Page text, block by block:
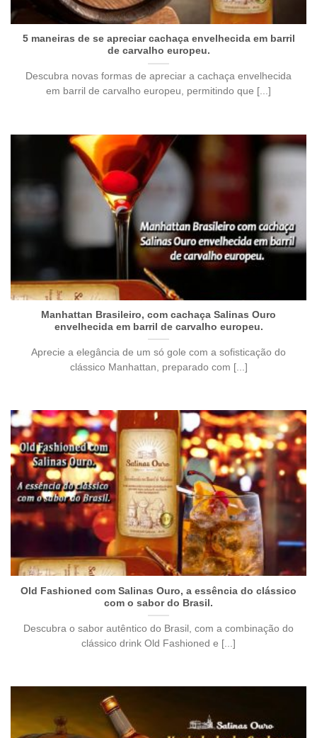
5 maneiras de se apreciar cachaça envelhecida em barril
de carvalho europeu.
Descubra novas formas de apreciar a cachaça envelhecida
em barril de carvalho europeu, permitindo que [...]
Manhattan Brasileiro, com cachaça Salinas Ouro
envelhecida em barril de carvalho europeu.
Aprecie a elegância de um só gole com a sofisticação do
clássico Manhattan, preparado com [...]
Old Fashioned com Salinas Ouro, a essência do clássico
com o sabor do Brasil.
Descubra o sabor autêntico do Brasil, com a combinação do
clássico drink Old Fashioned e [...]